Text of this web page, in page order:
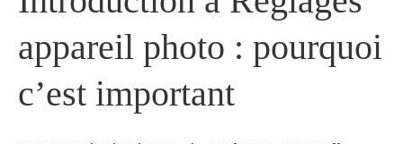
appareil photo : pourquoi
c’est important